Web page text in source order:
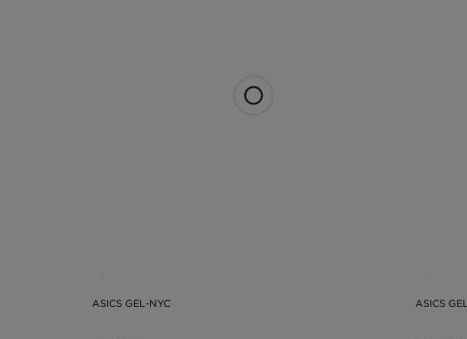
ASICS GEL-NYC ASICS